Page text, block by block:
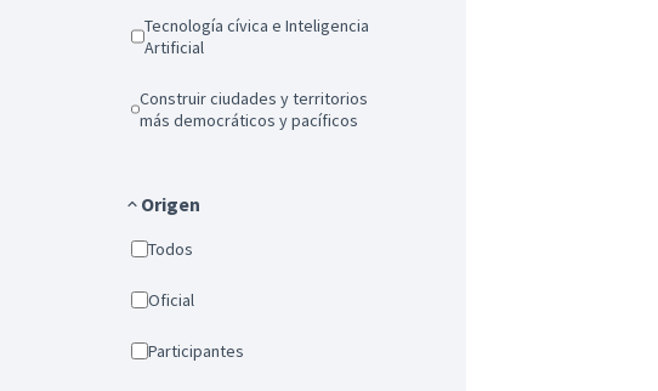
Tecnología cívica e Inteligencia
Artificial
Construir ciudades y territorios
más democráticos y pacíficos
Origen
Todos
Oficial
Participantes